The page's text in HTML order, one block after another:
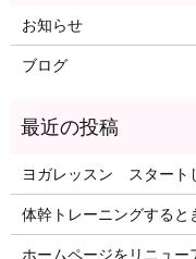
お知らせ
ブログ
ヨガレッスン スタート
体幹トレーニングすると
ホームページをリニュー